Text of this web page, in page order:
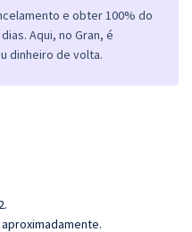
e obter 100% do
Aqui, no Gran, é
dinheiro de volta.